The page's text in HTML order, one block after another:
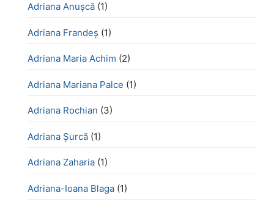
Adriana Anușcă (1)
Adriana Frandeș (1)
Adriana Maria Achim (2)
Adriana Mariana Palce (1)
Adriana Rochian (3)
Adriana Șurcă (1)
Adriana Zaharia (1)
Adriana-Ioana Blaga (1)